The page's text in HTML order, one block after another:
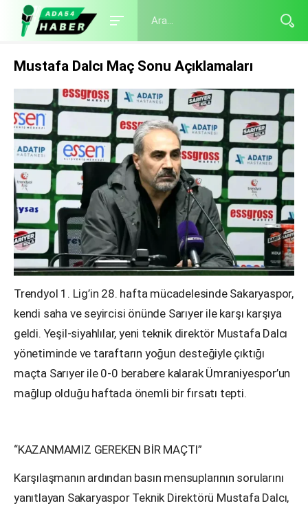
Mustafa Dalcı Maç Sonu Açıklamaları
Trendyol 1. Lig’in 28. hafta mücadelesinde Sakaryaspor,
kendi saha ve seyircisi önünde Sarıyer ile karşı karşıya
geldi. Yeşil-siyahlılar, yeni teknik direktör Mustafa Dalcı
yönetiminde ve taraftarın yoğun desteğiyle çıktığı
maçta Sarıyer ile 0-0 berabere kalarak Ümraniyespor’un
mağlup olduğu haftada önemli bir fırsatı tepti.
“KAZANMAMIZ GEREKEN BİR MAÇTI”
Karşılaşmanın ardından basın mensuplarının sorularını
yanıtlayan Sakaryaspor Teknik Direktörü Mustafa Dalcı,